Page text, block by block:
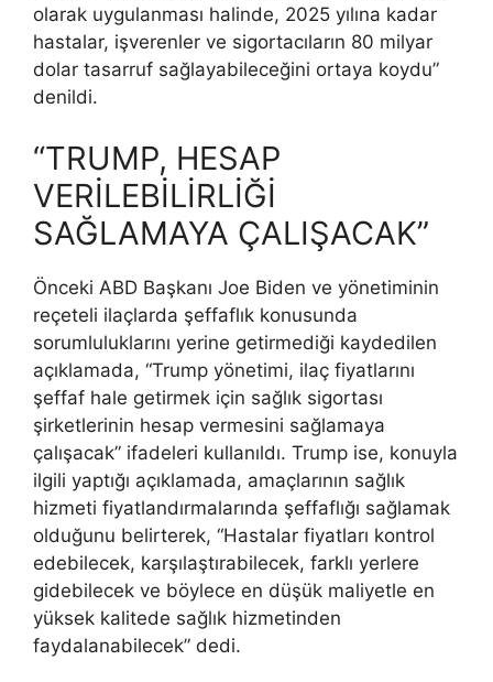
olarak uygulanması halinde, 2025 yılına kadar
hastalar, işverenler ve sigortacıların 80 milyar
dolar tasarruf sağlayabileceğini ortaya koydu”
denildi.
“TRUMP, HESAP
VERİLEBİLİRLİĞİ
SAĞLAMAYA ÇALIŞACAK”
Önceki ABD Başkanı Joe Biden ve yönetiminin
reçeteli ilaçlarda şeffaflık konusunda
sorumluluklarını yerine getirmediği kaydedilen
açıklamada, “Trump yönetimi, ilaç fiyatlarını
şeffaf hale getirmek için sağlık sigortası
şirketlerinin hesap vermesini sağlamaya
çalışacak” ifadeleri kullanıldı. Trump ise, konuyla
ilgili yaptığı açıklamada, amaçlarının sağlık
hizmeti fiyatlandırmalarında şeffaflığı sağlamak
olduğunu belirterek, “Hastalar fiyatları kontrol
edebilecek, karşılaştırabilecek, farklı yerlere
gidebilecek ve böylece en düşük maliyetle en
yüksek kalitede sağlık hizmetinden
faydalanabilecek” dedi.